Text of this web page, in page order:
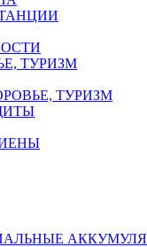
ТУРИЗМ
ТУРИЗМ